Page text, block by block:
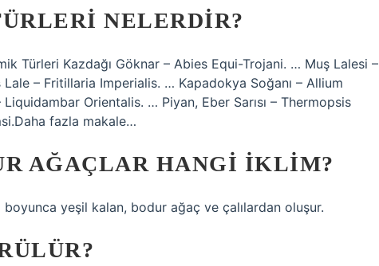
NELERDIR?
Türleri Kazdağı Göknar – Abies Equi-Trojani. … Muş Lalesi –
Lale – Fritillaria Imperialis. … Kapadokya Soğanı – Allium
Orientalis. … Piyan, Eber Sarısı – Thermopsis
fazla makale…
AĞAÇLAR HANGI IKLIM?
yeşil kalan, bodur ağaç ve çalılardan oluşur.